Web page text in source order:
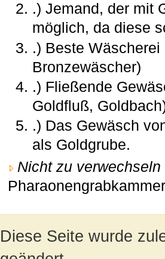
.) Jemand, der mit
möglich, da diese
.) Beste
Bronzewäscher)
.) Fließende
Goldfluß,
.) Das Gewäsch
als Goldgrube.
Nicht zu verwechseln
Diese Seite wurde